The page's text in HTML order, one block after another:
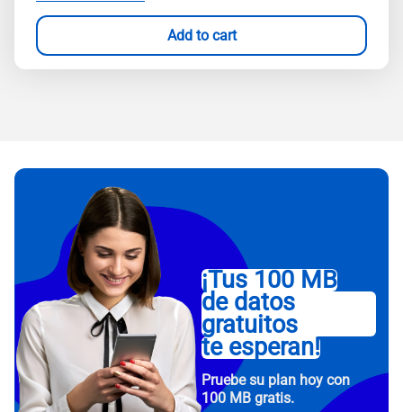
Add to cart
¡Tus 100 MB
de datos
gratuitos
te esperan!
Pruebe su plan hoy con
100 MB gratis.